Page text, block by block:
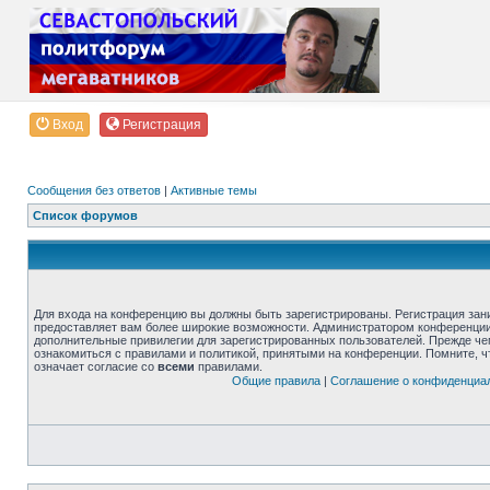
Вход Регистрация
Сообщения без ответов | Активные темы
Список форумов
Для входа на конференцию вы должны быть зарегистрированы. Регистрация
предоставляет вам более широкие возможности. Администратором
дополнительные привилегии для зарегистрированных пользователей. Прежде
ознакомиться с правилами и политикой, принятыми на конференции. Помните,
означает согласие со всеми правилами.
Общие правила| Соглашение о